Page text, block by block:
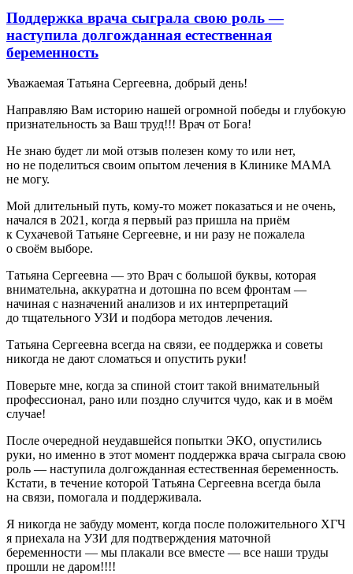
Поддержка врача сыграла свою роль —
наступила долгожданная естественная
беременность
Уважаемая Татьяна Сергеевна, добрый день!
Направляю Вам историю нашей огромной победы и глубокую
признательность за Ваш труд!!! Врач от Бога!
Не знаю будет ли мой отзыв полезен кому то или нет,
но не поделиться своим опытом лечения в Клинике МАМА
не могу.
Мой длительный путь, кому-то может показаться и не очень,
начался в 2021, когда я первый раз пришла на приём
к Сухачевой Татьяне Сергеевне, и ни разу не пожалела
о своём выборе.
Татьяна Сергеевна — это Врач с большой буквы, которая
внимательна, аккуратна и дотошна по всем фронтам —
начиная с назначений анализов и их интерпретаций
до тщательного УЗИ и подбора методов лечения.
Татьяна Сергеевна всегда на связи, ее поддержка и советы
никогда не дают сломаться и опустить руки!
Поверьте мне, когда за спиной стоит такой внимательный
профессионал, рано или поздно случится чудо, как и в моём
случае!
После очередной неудавшейся попытки ЭКО, опустились
руки, но именно в этот момент поддержка врача сыграла свою
роль — наступила долгожданная естественная беременность.
Кстати, в течение которой Татьяна Сергеевна всегда была
на связи, помогала и поддерживала.
Я никогда не забуду момент, когда после положительного ХГЧ
я приехала на УЗИ для подтверждения маточной
беременности — мы плакали все вместе — все наши труды
прошли не даром!!!!